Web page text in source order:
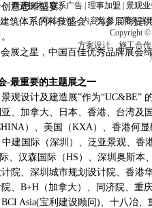
意思维盛宴。
筑体系的科技盛会，为参展商提
展之星，中国百佳优秀品牌展会
-最重要的主题展之一
观设计及建造展”作为“UC&BE”
、加拿大、日本、香港、台湾及
）、美国（KXA）、香港何
建国际（深圳）、泛亚景观、香
、汉森国际（HS）、深圳奥斯本
院、深圳城市规划设计院、香港
、B+H（加拿大）、同济院、重
Asia(宝利建设顾问)、十八冶
西进技术|联系广告 理事加盟
景观
网站合作、内容监督、商务咨
Copyright
方案设计、施工合